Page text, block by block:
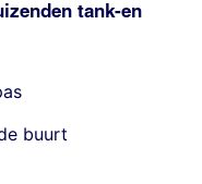
tank-en
buurt